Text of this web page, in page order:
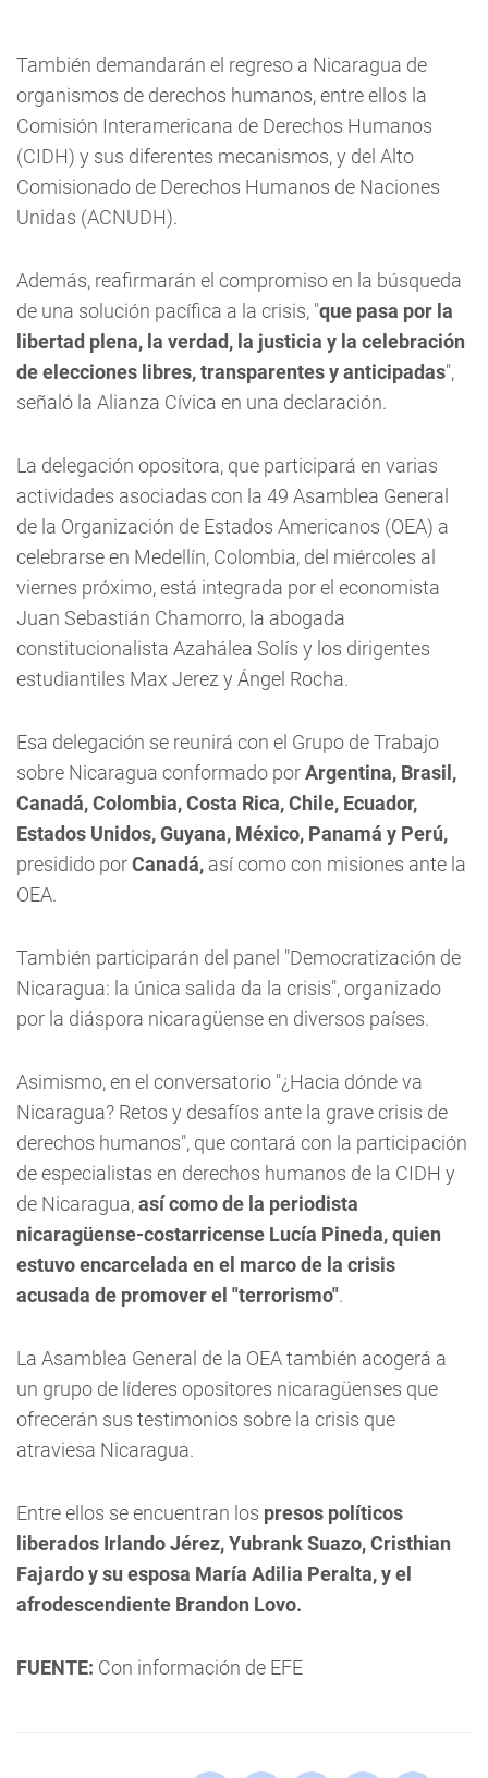
También demandarán el regreso a Nicaragua de
organismos de derechos humanos, entre ellos la
Comisión Interamericana de Derechos Humanos
(CIDH) y sus diferentes mecanismos, y del Alto
Comisionado de Derechos Humanos de Naciones
Unidas (ACNUDH).
Además, reafirmarán el compromiso en la búsqueda
de una solución pacífica a la crisis, "que pasa por la
libertad plena, la verdad, la justicia y la celebración
de elecciones libres, transparentes y anticipadas",
señaló la Alianza Cívica en una declaración.
La delegación opositora, que participará en varias
actividades asociadas con la 49 Asamblea General
de la Organización de Estados Americanos (OEA) a
celebrarse en Medellín, Colombia, del miércoles al
viernes próximo, está integrada por el economista
Juan Sebastián Chamorro, la abogada
constitucionalista Azahálea Solís y los dirigentes
estudiantiles Max Jerez y Ángel Rocha.
Esa delegación se reunirá con el Grupo de Trabajo
sobre Nicaragua conformado porArgentina, Brasil,
Canadá, Colombia, Costa Rica, Chile, Ecuador,
Estados Unidos, Guyana, México, Panamá y Perú,
presidido porCanadá, así como con misiones ante la
OEA.
También participarán del panel "Democratización de
Nicaragua: la única salida da la crisis", organizado
por la diáspora nicaragüense en diversos países.
Asimismo, en el conversatorio "¿Hacia dónde va
Nicaragua? Retos y desafíos ante la grave crisis de
derechos humanos", que contará con la participación
de especialistas en derechos humanos de la CIDH y
de Nicaragua,así como de la periodista
nicaragüense-costarricense Lucía Pineda, quien
estuvo encarcelada en el marco de la crisis
acusada de promover el "terrorismo".
La Asamblea General de la OEA también acogerá a
un grupo de líderes opositores nicaragüenses que
ofrecerán sus testimonios sobre la crisis que
atraviesa Nicaragua.
Entre ellos se encuentran los presos políticos
liberados Irlando Jérez, Yubrank Suazo, Cristhian
Fajardo y su esposa María Adilia Peralta, y el
afrodescendiente Brandon Lovo.
FUENTE: Con información de EFE